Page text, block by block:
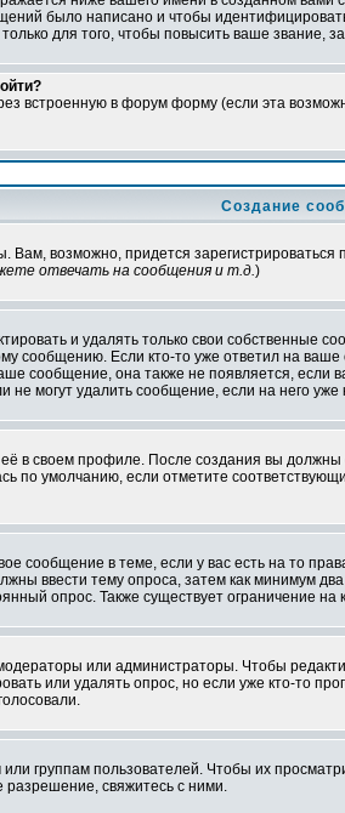
было написано и чтобы
для того, чтобы повысить ваше звание,
встроенную в форум форму (если эта
Создание
Вам, возможно, придется
отвечать на сообщения и т.д.)
и удалять только свои собственные
сообщению. Если кто-то уже ответил на
сообщение, она также не появляется,
могут удалить сообщение, если на него уже
в своем профиле. После создания вы должны
по умолчанию, если отметите
сообщение в теме, если у вас есть на то
ввести тему опроса, затем как минимум
опрос. Также существует ограничение
или администраторы. Чтобы
или удалять опрос, но если уже кто-то
группам пользователей. Чтобы их
свяжитесь с ними.